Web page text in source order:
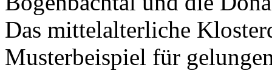
Das mittelalterliche
Musterbeispiel für